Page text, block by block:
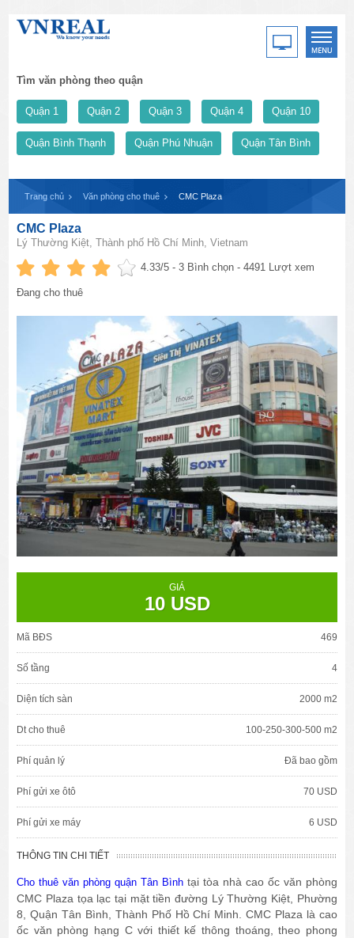
Tìm văn phòng theo quận
Quận 1 Quận 2 Quận 3 Quận 4 Quận 10
Quận Bình Thạnh Quận Phú Nhuận Quận Tân Bình
Trang chủ Văn phòng cho thuê CMC Plaza
CMC Plaza
Lý Thường Kiệt, Thành phố Hồ Chí Minh, Vietnam
4.33/5 -3 Bình chọn - 4491 Lượt xem
Đang cho thuê
GIÁ
10 USD
Mã BĐS 469
Số tầng 4
Diện tích sàn 2000 m2
Dt cho thuê 100-250-300-500 m2
Phí quản lý Đã bao gồm
Phí gửi xe ôtô 70 USD
Phí gửi xe máy 6 USD
THÔNG TIN CHI TIẾT
Cho thuê văn phòng quận Tân Bình tại tòa nhà cao ốc văn phòng
CMC Plaza tọa lạc tại mặt tiền đường Lý Thường Kiệt, Phường
8, Quận Tân Bình, Thành Phố Hồ Chí Minh. CMC Plaza là cao
ốc văn phòng hạng C với thiết kế thông thoáng, theo phong